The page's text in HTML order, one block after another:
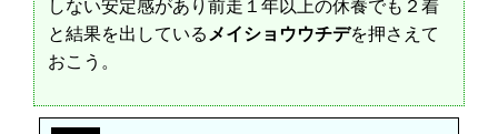
と結果を出しているメイショウウチデを押さえて
おこう。